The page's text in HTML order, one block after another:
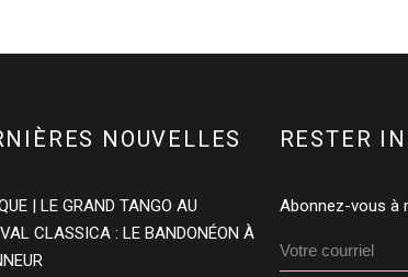
NOUVELLES
| LE GRAND TANGO AU
CLASSICA : LE BANDONÉON À
RESTER
Abonnez-vous à